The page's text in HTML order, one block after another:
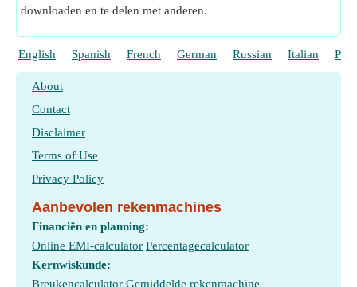
downloaden en te delen met anderen.
English Spanish French German Russian Italian
About
Contact
Disclaimer
Terms of Use
Privacy Policy
Aanbevolen rekenmachines
Financiën en planning:
Online EMI-calculator Percentagecalculator
Kernwiskunde:
Breukencalculator Gemiddelde rekenmachine